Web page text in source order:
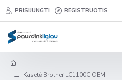
PRISIJUNGTI REGISTRUOTIS
Kasetė Brother LC1100C OEM